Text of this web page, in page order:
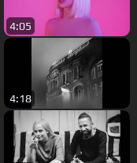
4:05
4:18